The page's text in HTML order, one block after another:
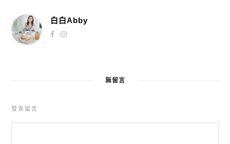
白白Abby
無留言
發表留言